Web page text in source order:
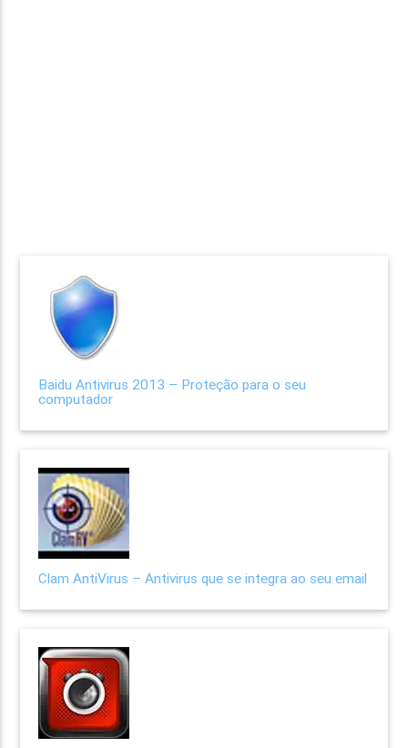
Baidu Antivirus 2013 – Proteção para o seu
computador
Clam AntiVirus – Antivirus que se integra ao seu email